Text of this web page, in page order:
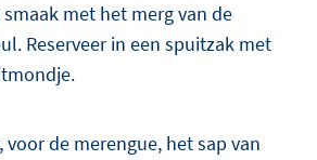
met het merg van de
Reserveer in een spuitzak met
voor de merengue, het sap van